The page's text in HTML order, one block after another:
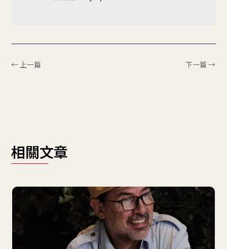
← 上一篇 下一篇 →
相關文章